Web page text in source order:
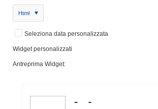
Html
Seleziona data personalizzata
Widget personalizzati
Antreprima Widget: